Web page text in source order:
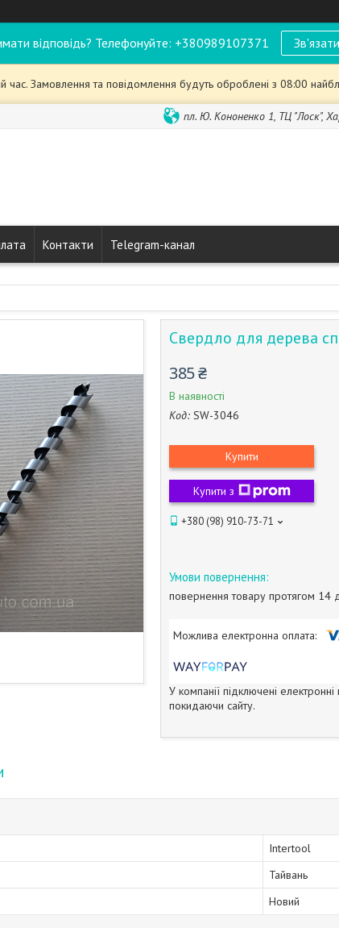
відповідь? Телефонуйте: +380989107371
час. Замовлення та повідомлення будуть оброблені з 08:00
пл. Ю. Кононенко 1, ТЦ "Лоск",
Контакти Telegram-канал
Свердло для дерева
385 ₴
В наявності
Код: SW-3046
Купити
Купити з
+380 (98) 910-73-71
повернення товару протягом 14
У компанії підключені
покидаючи сайту.
Intertool
Тайвань
Новий